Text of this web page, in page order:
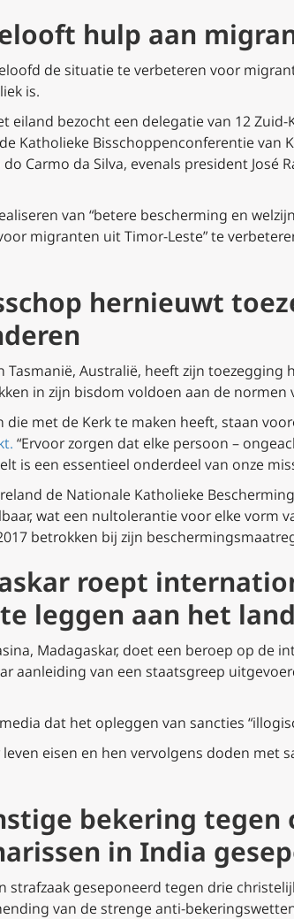
hulp aan
de situatie te verbeteren voor
is.
eiland bezocht een delegatie van 12
Katholieke Bisschoppenconferentie van
Carmo da Silva, evenals president José
van “betere bescherming en
migranten uit Timor-Leste” te
hernieuwt
Australië, heeft zijn
in zijn bisdom voldoen aan de normen
die met de Kerk te maken heeft, staan
“Ervoor zorgen dat elke persoon –
is een essentieel onderdeel van onze
de Nationale Katholieke
wat een nultolerantie voor elke vorm
betrokken bij zijn
roept
leggen aan het land
Madagaskar, doet een beroep op de
aanleiding van een staatsgreep
dat het opleggen van sancties
eisen en hen vervolgens doden met
bekering
in India
strafzaak geseponeerd tegen drie
van de strenge anti-